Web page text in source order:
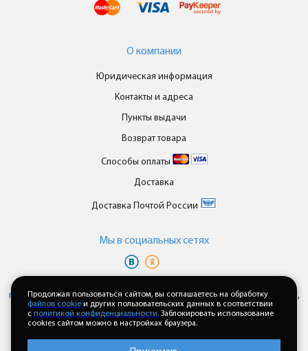
О компании
Юридическая информация
Контакты и адреса
Пункты выдачи
Возврат товара
Способы оплаты
Доставка
Доставка Почтой России
Мы в cоциальных сетях
персональных данныхипользовательского соглашениякаждый раз,
когда оставляете свои данные в любой форме обратной связи на
сайте enkor24.ru
Продолжая пользоваться сайтом, вы соглашаетесь на обработку
файлов cookie и других пользовательских данных в соответствии
с политикой конфиденциальности. Заблокировать использование
cookies сайтом можно в настройках браузера.